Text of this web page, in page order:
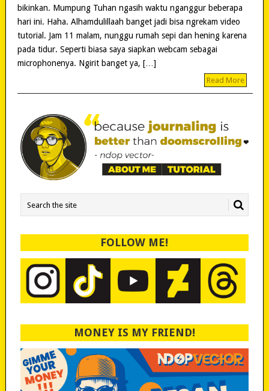
bikinkan. Mumpung Tuhan ngasih waktu nganggur beberapa
hari ini. Haha. Alhamdulillaah banget jadi bisa ngrekam video
tutorial. Jam 11 malam, nunggu rumah sepi dan hening karena
pada tidur. Seperti biasa saya siapkan webcam sebagai
microphonenya. Ngirit banget ya, […]
Read More
FOLLOW ME!
MONEY IS MY FRIEND!